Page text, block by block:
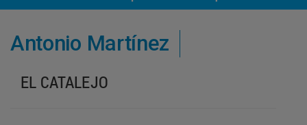
Antonio Martínez
EL CATALEJO